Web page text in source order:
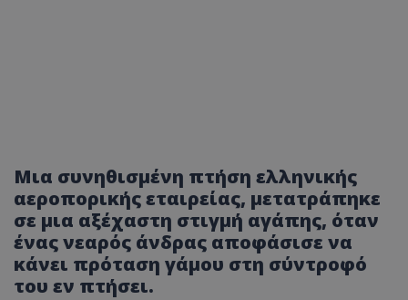
Μια συνηθισμένη πτήση ελληνικής
αεροπορικής εταιρείας, μετατράπηκε
σε μια αξέχαστη στιγμή αγάπης, όταν
ένας νεαρός άνδρας αποφάσισε να
κάνει πρόταση γάμου στη σύντροφό
του εν πτήσει.